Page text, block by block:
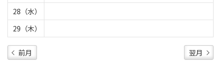
28（水）
29（木）
前月 翌月